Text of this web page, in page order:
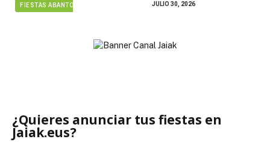
FIESTAS ABANTO ZIERBENA JULIO 30, 2026
¿Quieres anunciar tus fiestas en
Jaiak.eus?